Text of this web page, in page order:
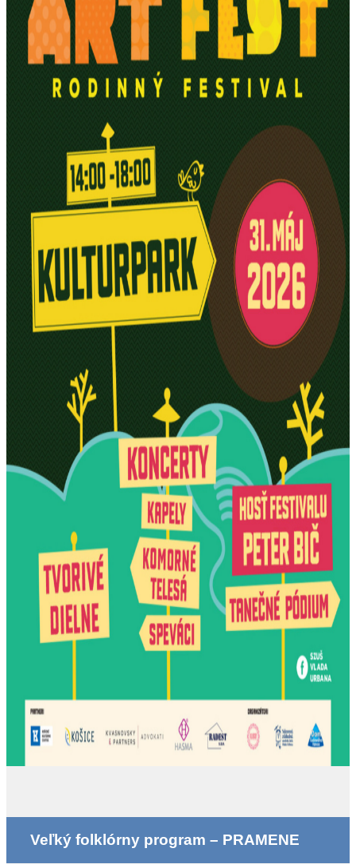
Veľký folklórny program – PRAMENE